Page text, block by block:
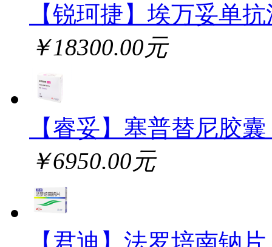
【锐珂捷】埃万妥单
￥18300.00元
【睿妥】塞普替尼胶
￥6950.00元
【君迪】法罗培南钠